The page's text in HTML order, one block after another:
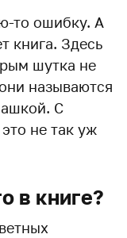
то ошибку. А
книга. Здесь
шутка не
называются
С
не так уж
в книге?